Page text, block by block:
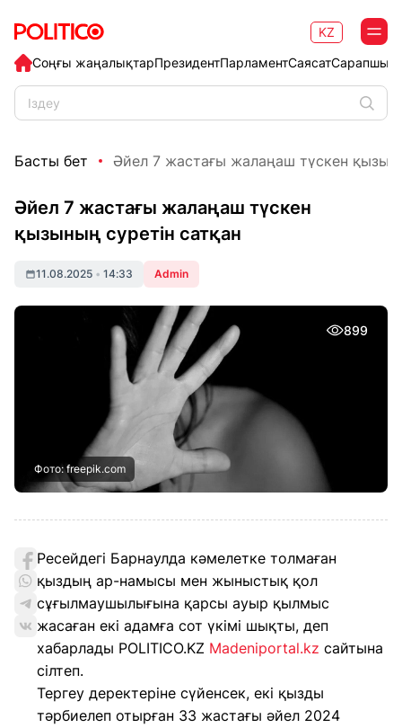
Соңғы жаңалықтарПрезидентПарламентСаясат
KZ
Басты бет Әйел 7 жастағы жалаңаш түскен
Әйел 7 жастағы жалаңаш түскен
қызының суретін сатқан
11.08.2025 • 14:33 Admin
899
Фото: freepik.com
Ресейдегі Барнаулда кәмелетке толмаған
қыздың ар-намысы мен жыныстық қол
сұғылмаушылығына қарсы ауыр қылмыс
жасаған екі адамға сот үкімі шықты, деп
хабарлады POLITICO.KZ Мadeniportal.kz сайтына
сілтеп.
Тергеу деректеріне сүйенсек, екі қызды
тәрбиелеп отырған 33 жастағы әйел 2024